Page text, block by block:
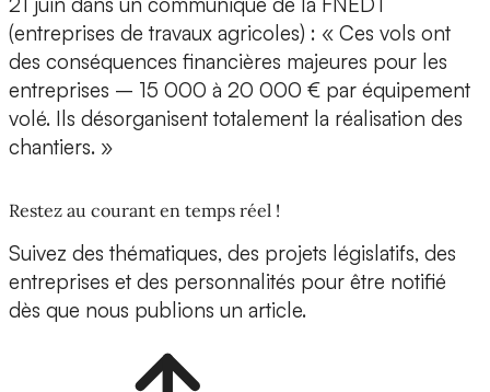
(entreprises de travaux agricoles) : « Ces vols ont
des conséquences financières majeures pour les
entreprises – 15 000 à 20 000 € par équipement
volé. Ils désorganisent totalement la réalisation des
chantiers. »
Restez au courant en temps réel !
Suivez des thématiques, des projets législatifs, des
entreprises et des personnalités pour être notifié
dès que nous publions un article.